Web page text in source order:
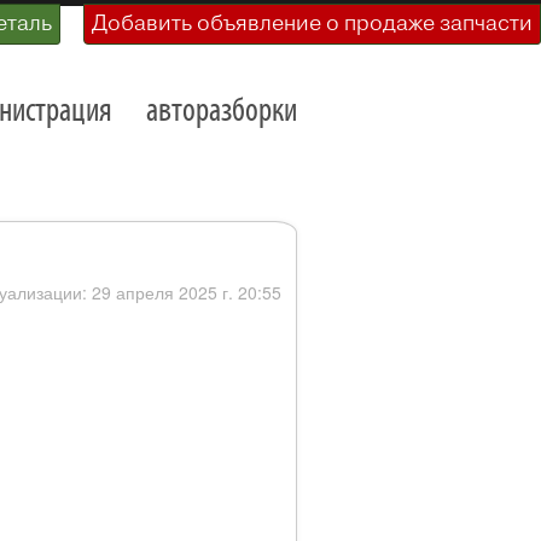
Добавить объявление о продаже запчасти
авторазборки
29 апреля 2025 г. 20:55